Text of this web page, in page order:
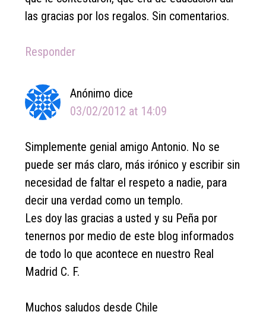
las gracias por los regalos. Sin comentarios.
Responder
Anónimo dice
03/02/2012 at 14:09
Simplemente genial amigo Antonio. No se
puede ser más claro, más irónico y escribir sin
necesidad de faltar el respeto a nadie, para
decir una verdad como un templo.
Les doy las gracias a usted y su Peña por
tenernos por medio de este blog informados
de todo lo que acontece en nuestro Real
Madrid C. F.
Muchos saludos desde Chile